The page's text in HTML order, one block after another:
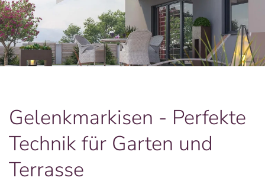
Gelenkmarkisen - Perfekte
Technik für Garten und
Terrasse